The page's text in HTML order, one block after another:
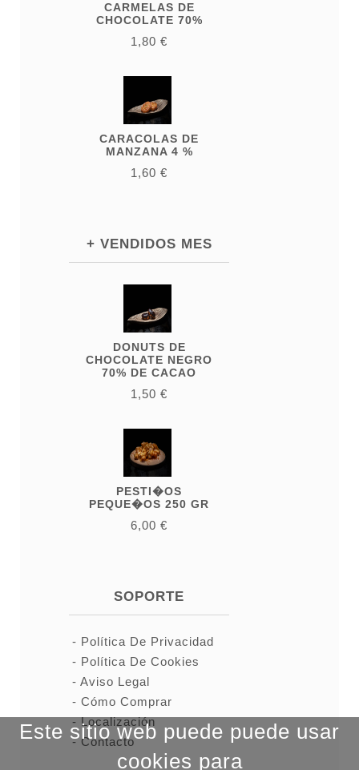
Este sitio web puede puede usar
cookies para
CARMELAS DE
CHOCOLATE 70%
1,80 €
CARACOLAS DE
MANZANA 4 %
1,60 €
+ VENDIDOS MES
DONUTS DE
CHOCOLATE NEGRO
70% DE CACAO
1,50 €
PESTI�OS
PEQUE�OS 250 GR
6,00 €
SOPORTE
Política De Privacidad
Política De Cookies
Aviso Legal
Cómo Comprar
Localización
Contacto